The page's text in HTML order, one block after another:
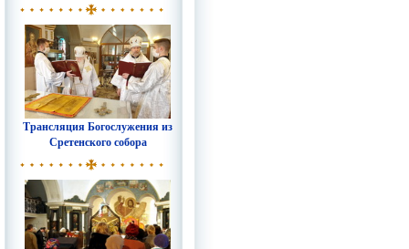
Трансляция Богослужения из
Сретенского собора